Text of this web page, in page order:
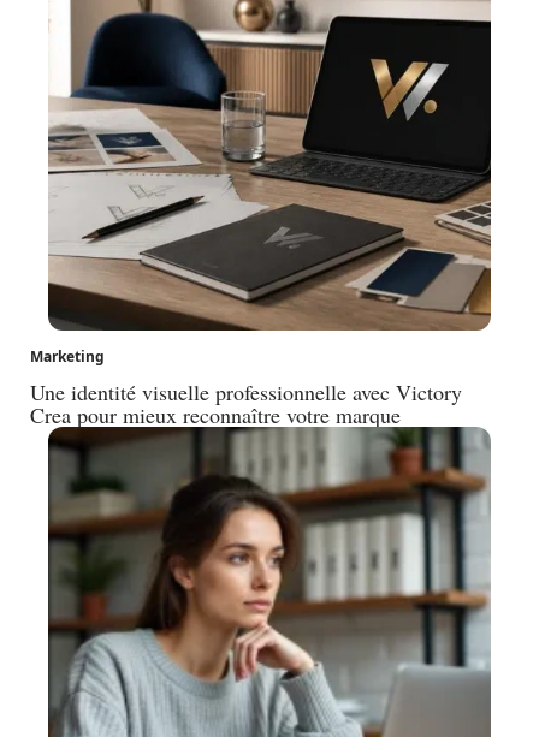
Marketing
Une identité visuelle professionnelle avec Victory
Crea pour mieux reconnaître votre marque